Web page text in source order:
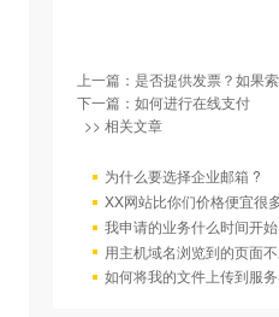
上一篇： 是否提供发票？如果
下一篇： 如何进行在线支付
>> 相关文章
为什么要选择企业邮箱 ?
XX网站比你们价格便宜很
我申请的业务什么时间开
用主机域名浏览到的页面
如何将我的文件上传到服